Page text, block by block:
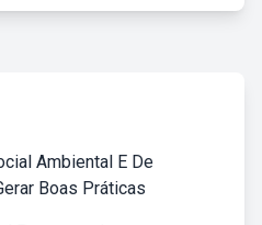
Ambiental E De
Boas Práticas